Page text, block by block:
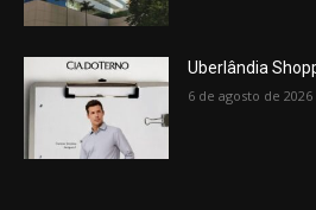
Uberlândia
6 de agosto de 2026